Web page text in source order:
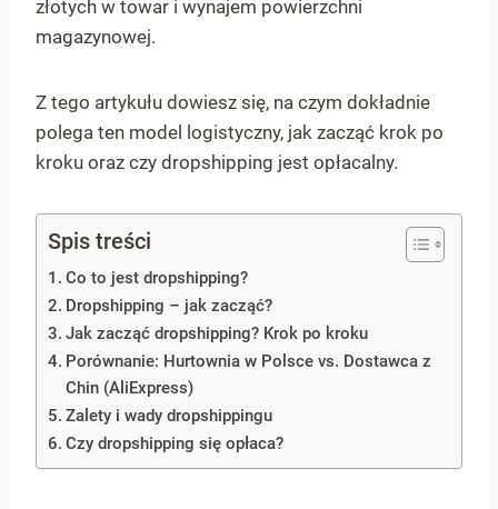
złotych w towar i wynajem powierzchni
magazynowej.
Z tego artykułu dowiesz się, na czym dokładnie
polega ten model logistyczny, jak zacząć krok po
kroku oraz czy dropshipping jest opłacalny.
Spis treści
Co to jest dropshipping?
Dropshipping – jak zacząć?
Jak zacząć dropshipping? Krok po kroku
Porównanie: Hurtownia w Polsce vs. Dostawca z
Chin (AliExpress)
Zalety i wady dropshippingu
Czy dropshipping się opłaca?